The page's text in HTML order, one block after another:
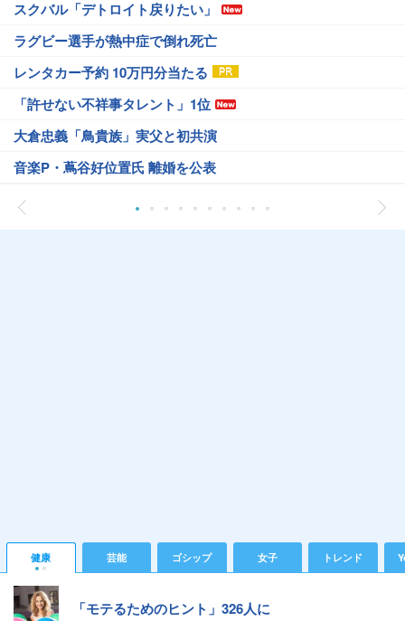
スクバル「デトロイト戻りたい」
ラグビー選手が熱中症で倒れ死亡
レンタカー予約 10万円分当たる
「許せない不祥事タレント」1位
大倉忠義「鳥貴族」実父と初共演
音楽P・蔦谷好位置氏 離婚を公表
健康 芸能 ゴシップ 女子 トレンド
「モテるためのヒント」326人に